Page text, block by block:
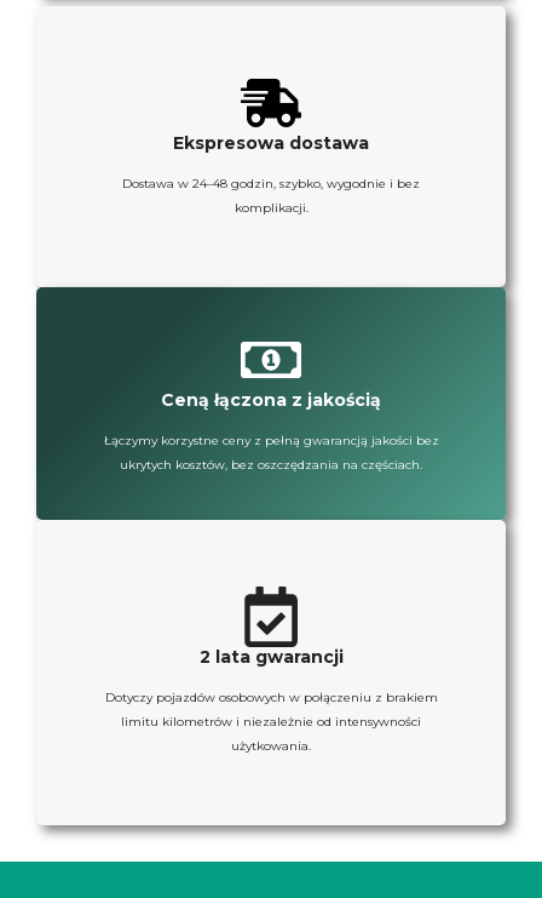
Ekspresowa dostawa
Dostawa w 24–48 godzin, szybko, wygodnie i bez
komplikacji.
Ceną łączona z jakością
Łączymy korzystne ceny z pełną gwarancją jakości bez
ukrytych kosztów, bez oszczędzania na częściach.
2 lata gwarancji
Dotyczy pojazdów osobowych w połączeniu z brakiem
limitu kilometrów i niezależnie od intensywności
użytkowania.